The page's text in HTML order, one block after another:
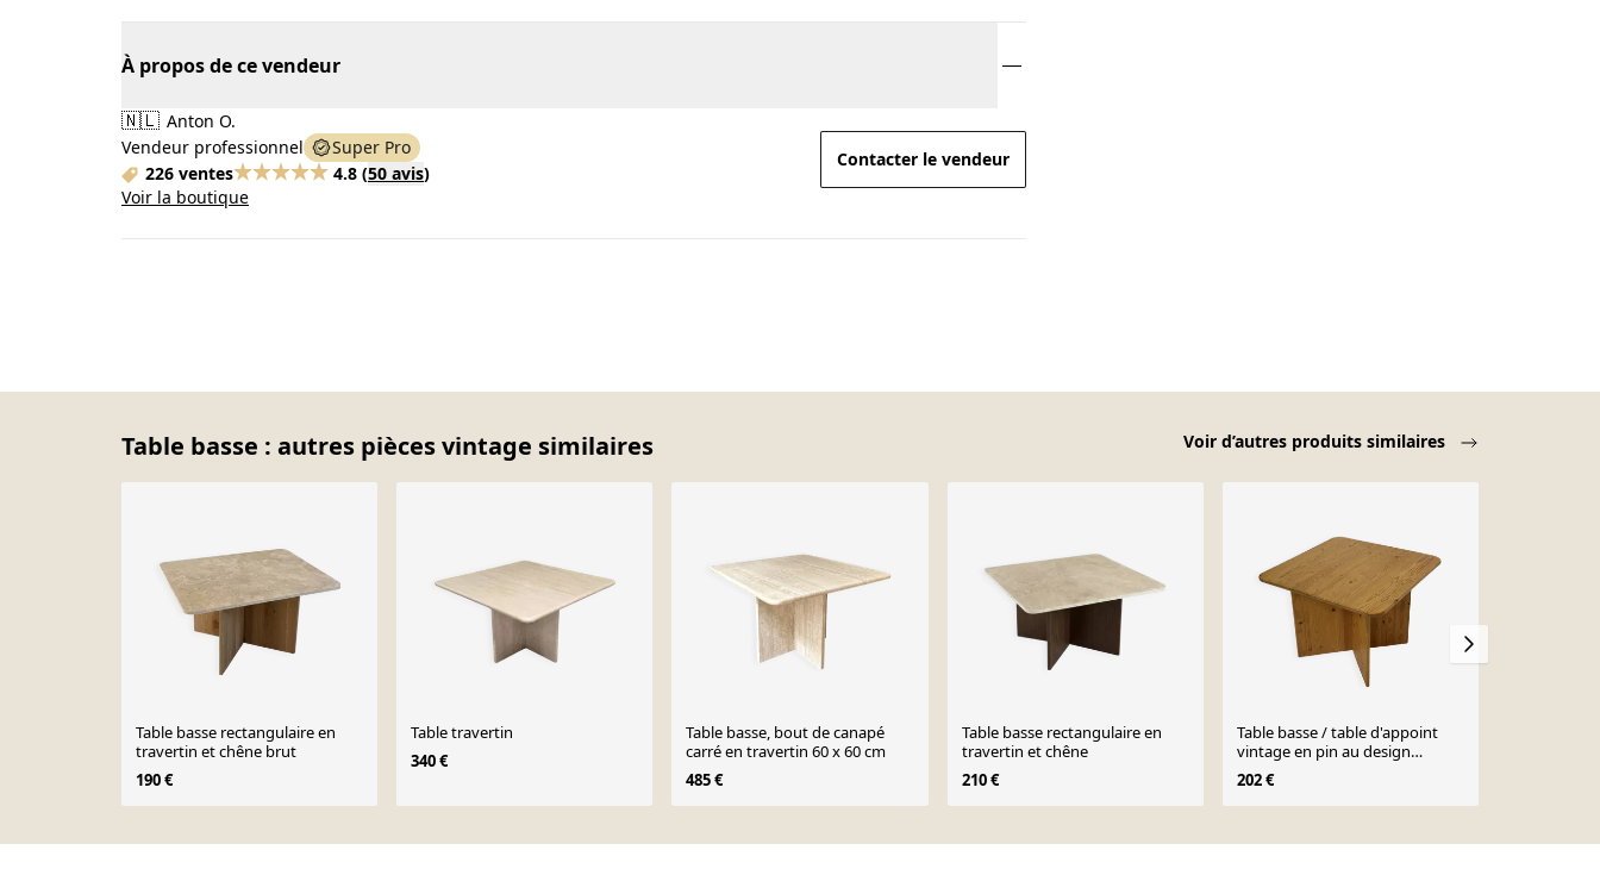
À propos de ce vendeur
🇳🇱 Anton O.
Vendeur professionnel
Super Pro
226 ventes
4.8 (50 avis)
Voir la boutique
Contacter le vendeur
Table basse : autres pièces vintage similaires Voir d’autres produits similaires
Table basse rectangulaire en
travertin et chêne brut
190 €
Table travertin
340 €
Table basse, bout de canapé
carré en travertin 60 x 60 cm
485 €
Table basse rectangulaire en
travertin et chêne
210 €
Table basse / table d'appoint
vintage en pin au design
organique minimaliste
202 €